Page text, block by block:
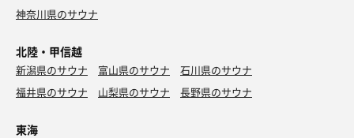
神奈川県のサウナ
北陸・甲信越
新潟県のサウナ 富山県のサウナ
石川県のサウナ
福井県のサウナ
山梨県のサウナ 長野県のサウナ
東海